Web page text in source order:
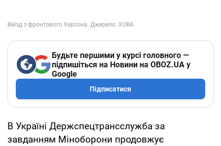
Будьте першими у курсі головного —
підпишіться на Новини на OBOZ.UA у
Google
Підписатися
В Україні Держспецтрансслужба за
завданням Міноборони продовжує